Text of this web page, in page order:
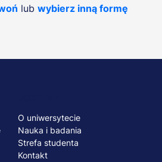
lub wybierz inną formę
O uniwersytecie
Nauka i badania
Strefa studenta
Kontakt